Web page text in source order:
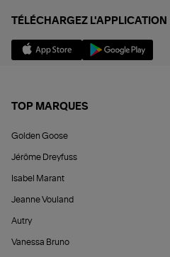
TÉLÉCHARGEZ L'APPLICATION
TOP MARQUES
Golden Goose
Jérôme Dreyfuss
Isabel Marant
Jeanne Vouland
Autry
Vanessa Bruno